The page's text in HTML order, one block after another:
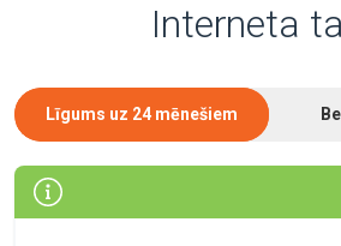
Interneta
Līgums uz 24 mēnešiem